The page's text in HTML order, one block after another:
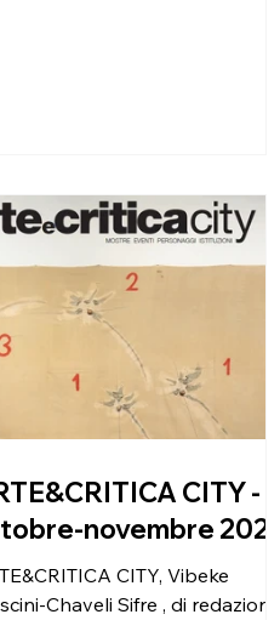
CITY -
novembre 2024
CITY, Vibeke
Chaveli Sifre , di redazione,